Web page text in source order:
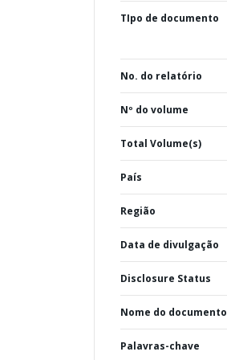
TIpo de documento
No. do relatório
Nº do volume
Total Volume(s)
País
Região
Data de divulgação
Disclosure Status
Nome do documento
Palavras-chave